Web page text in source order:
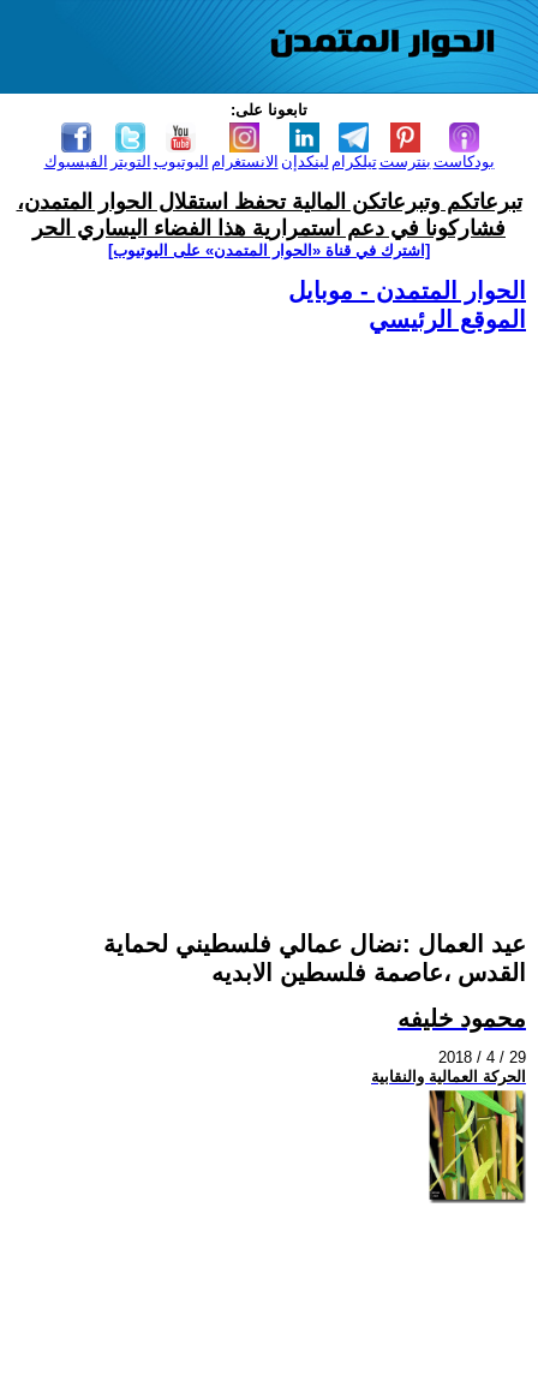
تابعونا على:
الفيسبوك التويتر اليوتيوب الانستغرام لينكدإن تيلكرامبنترست بودكاست
تبرعاتكم وتبرعاتكن المالية تحفظ استقلال الحوار المتمدن،
فشاركونا في دعم استمرارية هذا الفضاء اليساري الحر
[اشترك في قناة ‫«الحوار المتمدن» على اليوتيوب]
الحوار المتمدن - موبايل
الموقع الرئيسي
عيد العمال :نضال عمالي فلسطيني لحماية
القدس ،عاصمة فلسطين الابديه
محمود خليفه
2018 / 4 / 29
الحركة العمالية والنقابية